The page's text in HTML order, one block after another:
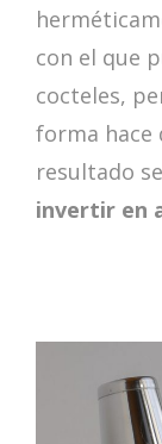
con el que
cocteles,
forma hace
resultado
invertir en